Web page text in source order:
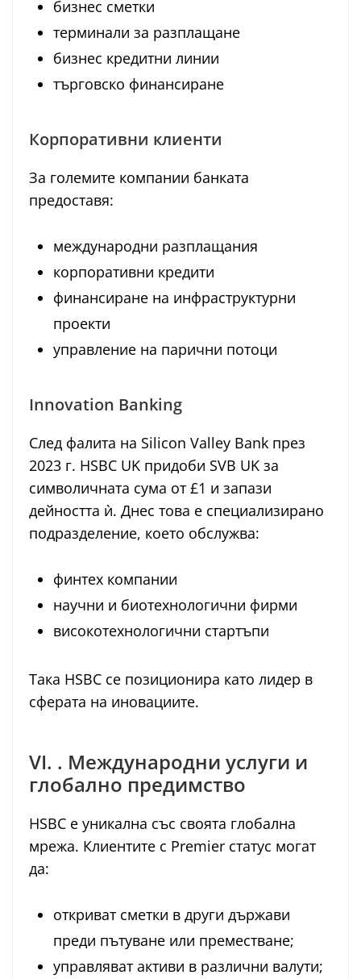
бизнес сметки
терминали за разплащане
бизнес кредитни линии
търговско финансиране
Корпоративни клиенти
За големите компании банката
предоставя:
международни разплащания
корпоративни кредити
финансиране на инфраструктурни
проекти
управление на парични потоци
Innovation Banking
След фалита на Silicon Valley Bank през
2023 г. HSBC UK придоби SVB UK за
символичната сума от £1 и запази
дейността ѝ. Днес това е специализирано
подразделение, което обслужва:
финтех компании
научни и биотехнологични фирми
високотехнологични стартъпи
Така HSBC се позиционира като лидер в
сферата на иновациите.
VI. . Международни услуги и
глобално предимство
HSBC е уникална със своята глобална
мрежа. Клиентите с Premier статус могат
да:
откриват сметки в други държави
преди пътуване или преместване;
управляват активи в различни валути;